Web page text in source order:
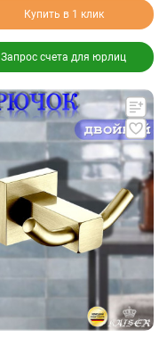
Купить в 1 клик
Запрос счета для юрлиц